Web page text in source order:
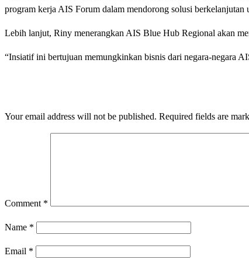
program kerja AIS Forum dalam mendorong solusi berkelanjutan
Lebih lanjut, Riny menerangkan AIS Blue Hub Regional akan
“Insiatif ini bertujuan memungkinkan bisnis dari negara-negara
Your email address will not be published. Required fields are
Comment *
Name *
Email *